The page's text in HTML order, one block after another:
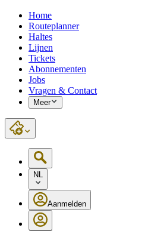
Home
Routeplanner
Haltes
Lijnen
Tickets
Abonnementen
Jobs
Vragen & Contact
Meer
NL
Aanmelden